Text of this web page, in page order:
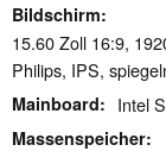
Bildschirm
15.60 Zoll 16:9,
Philips, IPS,
Mainboard Intel
Massenspeicher